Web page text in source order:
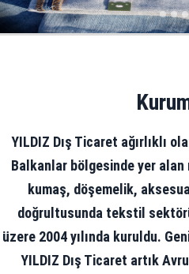
YILDIZ Dış Ticaret ağırlıklı
Balkanlar bölgesinde yer
kumaş, döşemelik,
doğrultusunda tekstil
üzere 2004 yılında kuruldu.
YILDIZ Dış Ticaret artık